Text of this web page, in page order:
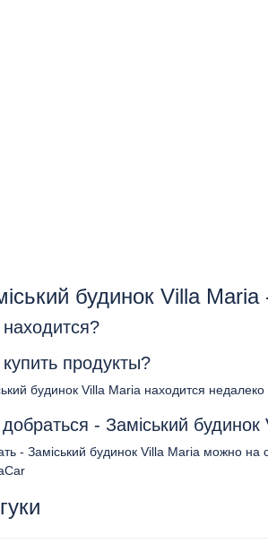
будинок Villa
продукты?
будинок Villa Maria находится
- Заміський
- Заміський будинок Villa Maria можно